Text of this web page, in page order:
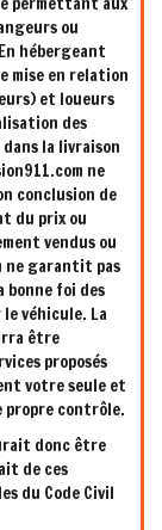
ou
hébergeant
mise en relation
et loueurs
des
la livraison
ne
conclusion de
du prix ou
vendus ou
ne garantit pas
foi des
véhicule. La
être
proposés
votre seule et
propre contrôle.
donc être
de ces
du Code Civil